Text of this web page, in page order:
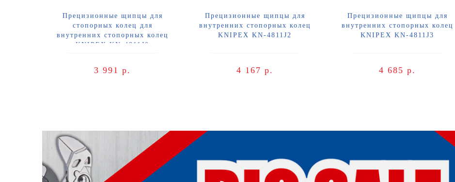
Прецизионные щипцы для
стопорных колец для
внутренних стопорных колец
KNIPEX KN-4811J0
3 991 р.
Прецизионные щипцы для
внутренних стопорных колец
KNIPEX KN-4811J2
4 167 р.
Прецизионные щипцы для
внутренних стопорных колец
KNIPEX KN-4811J3
4 685 р.